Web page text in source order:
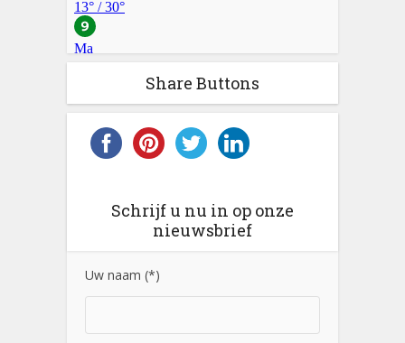
Share Buttons
Schrijf u nu in op onze
nieuwsbrief
Uw naam (*)